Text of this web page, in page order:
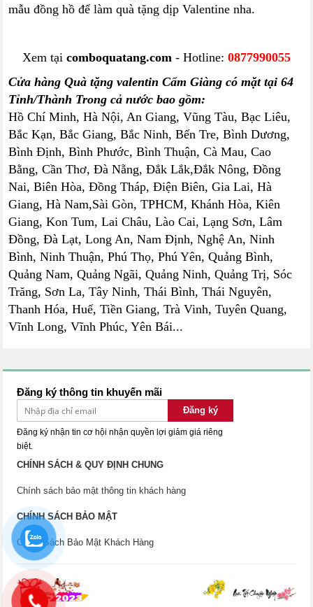
mẫu đồng hồ để làm quà tặng dịp Valentine nha.
Xem tại comboquatang.com - Hotline: 0877990055
Cửa hàng Quà tặng valentin Cẩm Giàng có mặt tại 64
Tỉnh/Thành Trong cả nước bao gồm:
Hồ Chí Minh, Hà Nội, An Giang, Vũng Tàu, Bạc Liêu,
Bắc Kạn, Bắc Giang, Bắc Ninh, Bến Tre, Bình Dương,
Bình Định, Bình Phước, Bình Thuận, Cà Mau, Cao
Bằng, Cần Thơ, Đà Nẵng, Đắk Lắk,Đắk Nông, Đồng
Nai, Biên Hòa, Đồng Tháp, Điện Biên, Gia Lai, Hà
Giang, Hà Nam,Sài Gòn, TPHCM, Khánh Hòa, Kiên
Giang, Kon Tum, Lai Châu, Lào Cai, Lạng Sơn, Lâm
Đồng, Đà Lạt, Long An, Nam Định, Nghệ An, Ninh
Bình, Ninh Thuận, Phú Thọ, Phú Yên, Quảng Bình,
Quảng Nam, Quảng Ngãi, Quảng Ninh, Quảng Trị, Sóc
Trăng, Sơn La, Tây Ninh, Thái Bình, Thái Nguyên,
Thanh Hóa, Huế, Tiền Giang, Trà Vinh, Tuyên Quang,
Vĩnh Long, Vĩnh Phúc, Yên Bái...
Đăng ký thông tin khuyến mãi
Đăng ký
Đăng ký nhận tin cơ hội nhận quyền lợi giảm giá riêng
biệt.
CHÍNH SÁCH & QUY ĐỊNH CHUNG
Chính sách bảo mật thông tin khách hàng
CHÍNH SÁCH BẢO MẬT
Chính Sách Bảo Mật Khách Hàng